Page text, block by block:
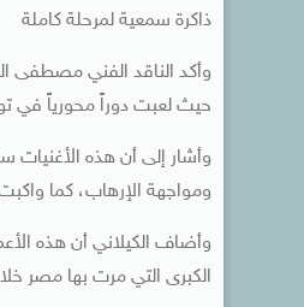
ذاكرة سمعية لمرحلة كاملة
حيث لعبت دوراً محورياً في
وأشار إلى أن هذه الأغنيات
ومواجهة الإرهاب، كما واكبت
وأضاف الكيلاني أن هذه
الكبرى التي مرت بها مصر